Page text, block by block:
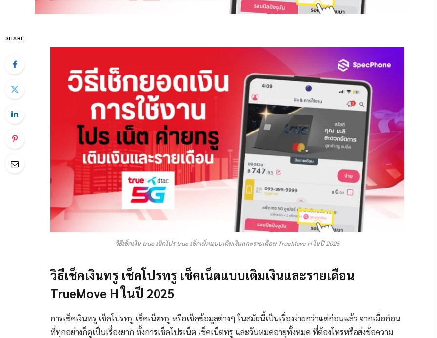
SHARE
วิธีเช็คเงิน true เช็คโปร true เช็คเน็ตแบบเติมเงินและรายเดือน TrueMove H ในปี 2025
วิธีเช็คเงินทรู เช็คโปรทรู เช็คเน็ตแบบเติมเงินและรายเดือน
TrueMove H ในปี 2025
การเช็คเงินทรู เช็คโปรทรู เช็คเน็ตทรู หรือเช็คข้อมูลต่างๆ ในสมัยนี้เป็นเรื่องง่ายกว่าแต่ก่อนแล้ว จากเมื่อก่อน
ที่ทุกอย่างก็ดูเป็นเรื่องยาก ทั้งการเช็คโปรเน็ต เช็คเน็ตทรู และวันหมดอายุทั้งหมด ที่ต้องโทรหรือส่งข้อความ